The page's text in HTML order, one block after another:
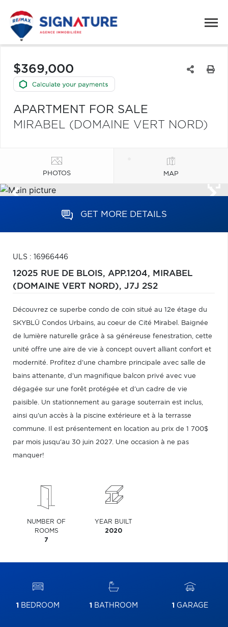
$369,000
APARTMENT FOR SALE
MIRABEL (DOMAINE VERT NORD)
PHOTOS MAP
GET MORE DETAILS
ULS : 16966446
12025 RUE DE BLOIS, APP.1204, MIRABEL
(DOMAINE VERT NORD), J7J 2S2
Découvrez ce superbe condo de coin situé au 12e étage du
SKYBLÜ Condos Urbains, au coeur de Cité Mirabel. Baignée
de lumière naturelle grâce à sa généreuse fenestration, cette
unité offre une aire de vie à concept ouvert alliant confort et
modernité. Profitez d'une chambre principale avec salle de
bains attenante, d'un magnifique balcon privé avec vue
dégagée sur une forêt protégée et d'un cadre de vie
paisible. Un stationnement au garage souterrain est inclus,
ainsi qu'un accès à la piscine extérieure et à la terrasse
commune. Il est présentement en location au prix de 1 700$
par mois jusqu'au 30 juin 2027. Une occasion à ne pas
manquer!
NUMBER OF
ROOMS
7
YEAR BUILT
2020
1 BEDROOM 1 BATHROOM 1 GARAGE